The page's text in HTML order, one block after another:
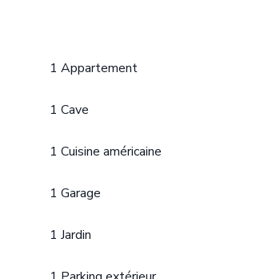
1 Appartement
1 Cave
1 Cuisine américaine
1 Garage
1 Jardin